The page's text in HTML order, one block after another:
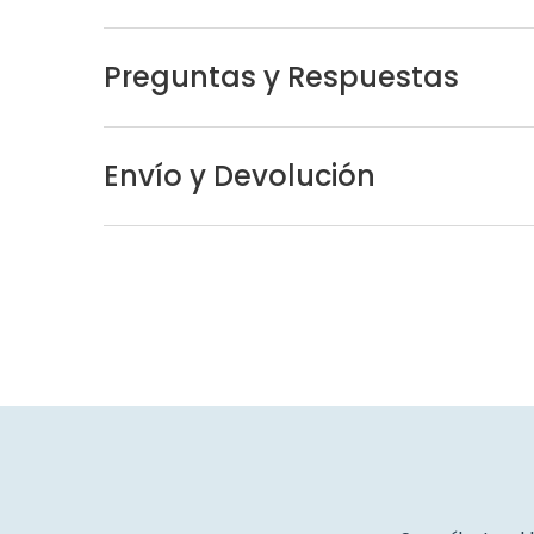
Preguntas y Respuestas
Envío y Devolución